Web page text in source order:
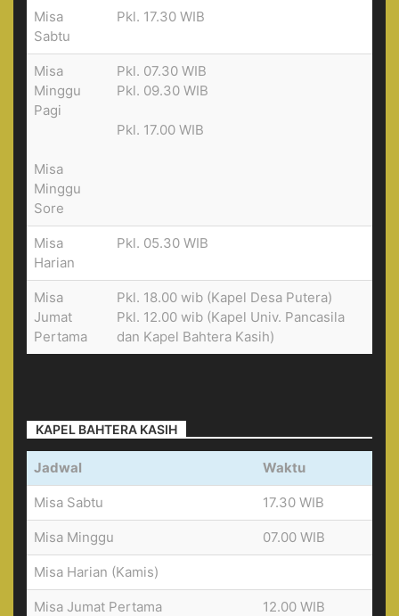
Misa
Sabtu
Pkl. 17.30 WIB
Misa
Minggu
Pagi
Misa
Minggu
Sore
Pkl. 07.30 WIB
Pkl. 09.30 WIB
Pkl. 17.00 WIB
Misa
Harian
Pkl. 05.30 WIB
Misa
Jumat
Pertama
Pkl. 18.00 wib (Kapel Desa Putera)
Pkl. 12.00 wib (Kapel Univ. Pancasila
dan Kapel Bahtera Kasih)
KAPEL BAHTERA KASIH
Jadwal Waktu
Misa Sabtu 17.30 WIB
Misa Minggu 07.00 WIB
Misa Harian (Kamis)
Misa Jumat Pertama 12.00 WIB